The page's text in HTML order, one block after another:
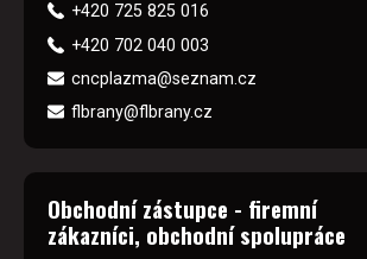
+420 725 825 016
+420 702 040 003
cncplazma@seznam.cz
flbrany@flbrany.cz
Obchodní zástupce - firemní
zákazníci, obchodní spolupráce